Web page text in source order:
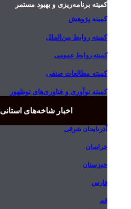
کمیته برنامه‌ریزی و بهبود مستمر
کمیته پژوهش
کمیته روابط بین‌الملل
کمیته روابط عمومی
کمیته مطالعات صنفی
کمیته نوآوری و فناوری‌های نوظهور
اخبار شاخه‌های استانی
آذربایجان شرقی
خراسان
خوزستان
فارس
قم